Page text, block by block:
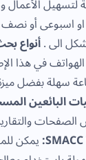
الأعمال
اسبوعى أو نصف
أنواع
الهواتف في هذا
سهلة بفضل
البائعين
يمكن